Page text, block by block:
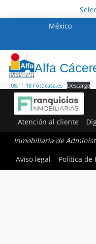
México
Alfa
08.11.18 Fotocasa.es Descarga
Atención al cliente
Inmobiliaria de
Aviso legal
Política de